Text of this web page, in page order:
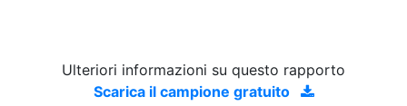
Ulteriori informazioni su questo rapporto
Scarica il campione gratuito